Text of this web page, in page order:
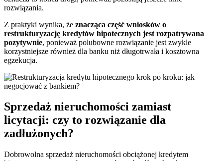
rozwiązania.
Z praktyki wynika, że znacząca część wniosków o
restrukturyzację kredytów hipotecznych jest rozpatrywana
pozytywnie, ponieważ polubowne rozwiązanie jest zwykle
korzystniejsze również dla banku niż długotrwała i kosztowna
egzekucja.
Sprzedaż nieruchomości zamiast
licytacji: czy to rozwiązanie dla
zadłużonych?
Dobrowolna sprzedaż nieruchomości obciążonej kredytem